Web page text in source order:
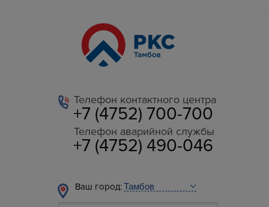
Телефон контактного центра
+7 (4752) 700-700
Телефон аварийной службы
+7 (4752) 490-046
Ваш город: